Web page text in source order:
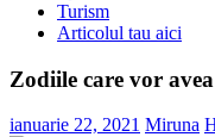
Turism
Articolul tau aici
Zodiile care vor
ianuarie 22, 2021 Miruna